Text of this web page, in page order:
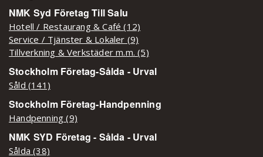
NMK Syd Företag Till Salu
Hotell / Restaurang & Café (12)
Service / Tjänster & Lokaler (9)
Tillverkning & Verkstäder m.m. (5)
Stockholm Företag-Sålda - Urval
Såld (141)
Stockholm Företag-Handpenning
Handpenning (9)
NMK SYD Företag - Sålda - Urval
Sålda (38)